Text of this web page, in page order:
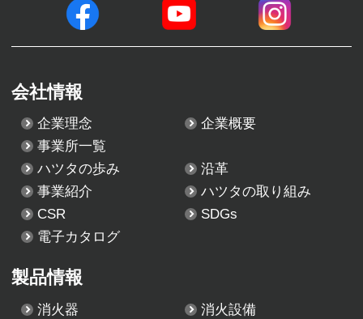
会社情報
企業理念
企業概要
事業所一覧
ハツタの歩み
沿革
事業紹介
ハツタの取り組み
CSR
SDGs
電子カタログ
製品情報
消火器
消火設備